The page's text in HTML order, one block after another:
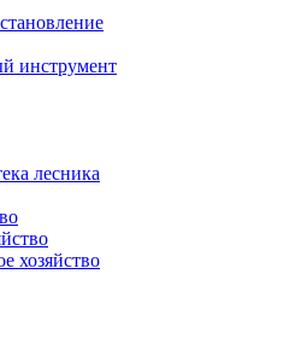
инструмент
лесника
хозяйство